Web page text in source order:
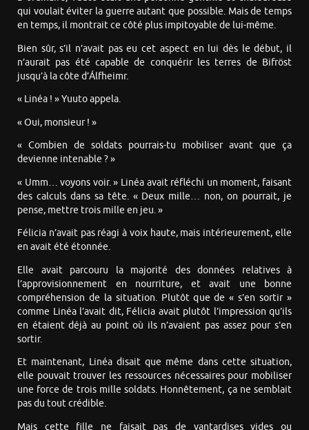
qui voulait éviter la guerre autant que possible. Mais de temps
en temps, il montrait ce côté plus impitoyable de lui-même.
Bien sûr, s’il n’avait pas eu cet aspect en lui dès le début, il
n’aurait pas été capable de conquérir les terres de Bifröst
jusqu’à la côte d’Álfheimr.
« Linéa ! » Yuuto appela.
« Oui, monsieur ! »
« Combien de soldats pourrais-tu mobiliser avant que ça
devienne intenable ? »
« Umm… voyons voir. » Linéa avait réfléchi un moment, faisant
des calculs dans sa tête. « Deux mille… non, on pourrait, je
pense, mettre trois mille en jeu. »
Félicia n’avait pas réagi à voix haute, mais intérieurement, elle
en avait été étonnée.
Elle avait parcouru la majorité des données relatives à
l’approvisionnement en nourriture, et avait une bonne
compréhension de la situation. Plutôt que de « s’en sortir »
comme Linéa l’avait dit, Félicia avait plutôt l’impression qu’ils
en étaient déjà au point où ils n’avaient pas assez pour s’en
sortir.
Et maintenant, Linéa disait que même dans cette situation,
elle pouvait trouver les ressources nécessaires pour mobiliser
une force de trois mille soldats. Honnêtement, ça ne semblait
pas du tout crédible.
Mais cette fille ne faisait pas de vantardises vides ou